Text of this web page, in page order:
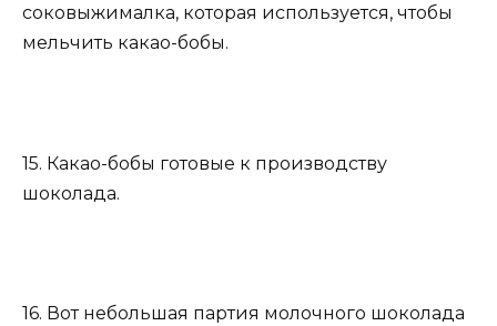
соковыжималка, которая используется, чтобы
мельчить какао-бобы.
15. Какао-бобы готовые к производству
шоколада.
16. Вот небольшая партия молочного шоколада